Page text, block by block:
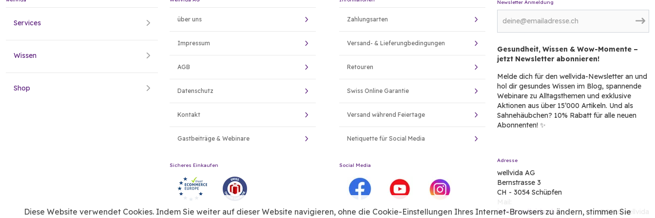
Diese Website verwendet Cookies. Indem Sie weiter auf dieser Website navigieren, ohne die Cookie-Einstellungen Ihres Internet-Browsers zu ändern, stimmen Sie
Services
Wissen
Shop
über uns
Impressum
AGB
Datenschutz
Kontakt
Gastbeiträge & Webinare
Zahlungsarten
Versand- & Lieferungbedingungen
Retouren
Swiss Online Garantie
Versand während Feiertage
Netiquette für Social Media
Sicheres Einkaufen Social Media
Newsletter Anmeldung
Gesundheit, Wissen & Wow-Momente –
jetzt Newsletter abonnieren!
Melde dich für den wellvida-Newsletter an und
hol dir gesundes Wissen im Blog, spannende
Webinare zu Alltagsthemen und exklusive
Aktionen aus über 15’000 Artikeln. Und als
Sahnehäubchen? 10% Rabatt für alle neuen
Abonnenten! ✨
Adresse
wellvida AG
Bernstrasse 3
CH - 3054 Schüpfen
info@wellvida.ch
©2026 wellvida